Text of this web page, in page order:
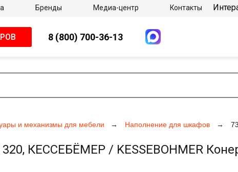
и механизмы для мебели Наполнение для шкафов
КЕССЕБЁМЕР / KESSEBOHMER
Бренды Медиа-центр Контакты
8 (800) 700-36-13